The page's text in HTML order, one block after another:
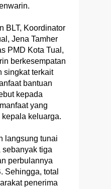
BLT, Koordinator
Jena Tamher
PMD Kota Tual,
berkesempatan
singkat terkait
bantuan
kepada
yang
keluarga.
langsung tunai
tiga
perbulannya
Sehingga, total
penerima